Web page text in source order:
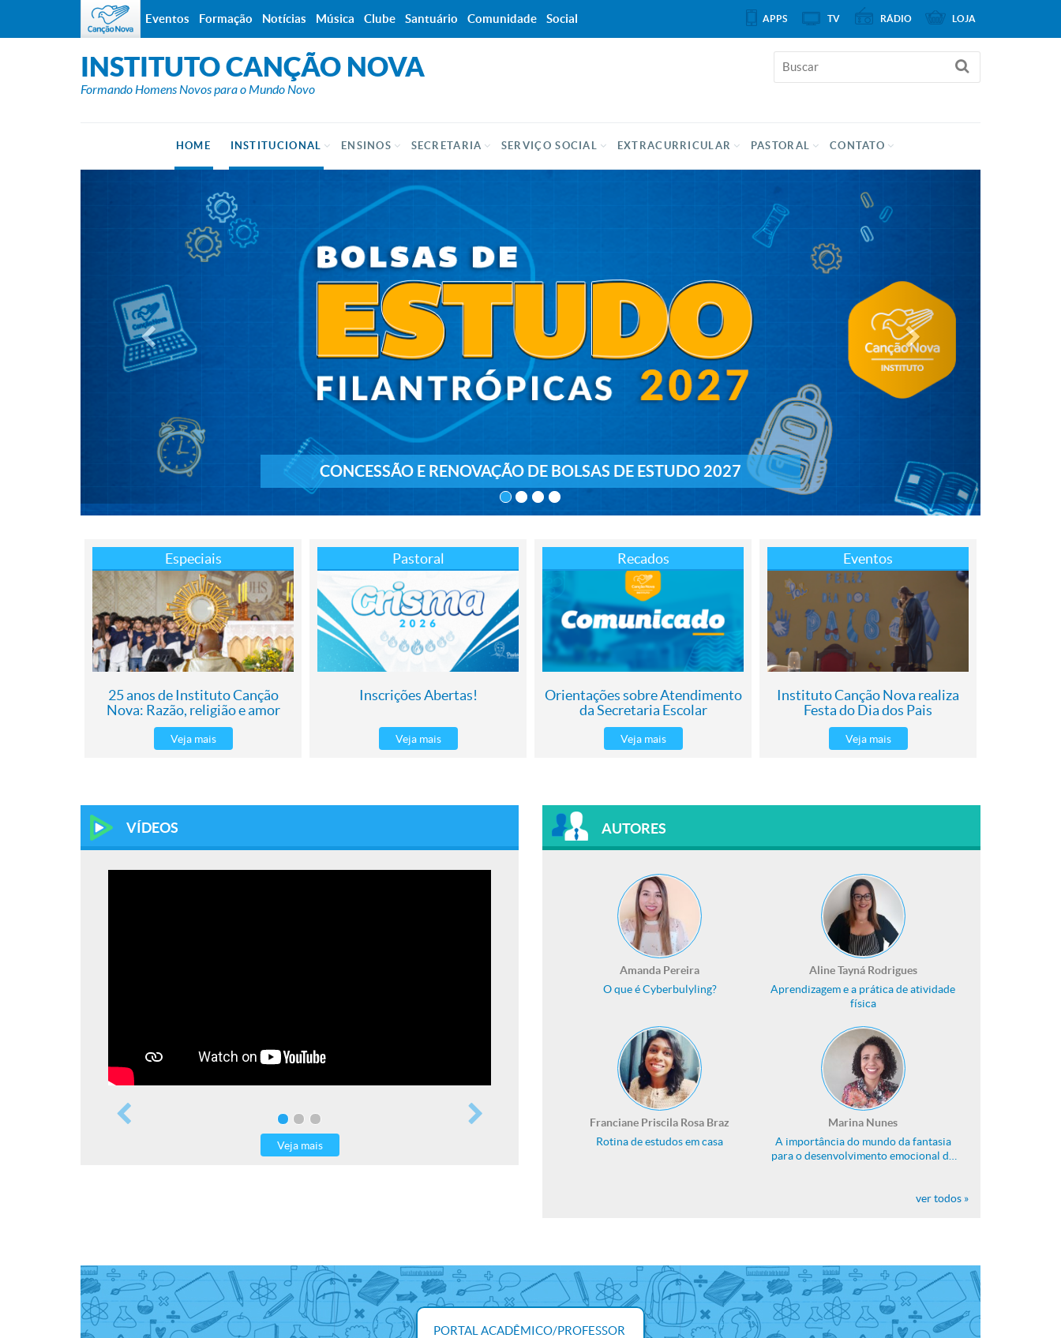
INSTITUTO CANÇÃO NOVA
Formando Homens Novos para o Mundo Novo
HOME INSTITUCIONAL ENSINOS SECRETARIA SERVIÇO SOCIAL EXTRACURRICULAR PASTORAL CONTATO
CONCESSÃO E RENOVAÇÃO DE BOLSAS DE ESTUDO 2027
Especiais
25 anos de Instituto Canção
Nova: Razão, religião e amor
Veja mais
Pastoral
Inscrições Abertas!
Veja mais
Recados
Orientações sobre Atendimento
da Secretaria Escolar
Veja mais
Eventos
Instituto Canção Nova realiza
Festa do Dia dos Pais
Veja mais
VÍDEOS
Veja mais
AUTORES
Amanda Pereira
O que é Cyberbulyling?
Aline Tayná Rodrigues
Aprendizagem e a prática de atividade
física
Franciane Priscila Rosa Braz
Rotina de estudos em casa
Marina Nunes
A importância do mundo da fantasia
para o desenvolvimento emocional da
ver todos »
PORTAL ACADÊMICO/PROFESSOR
Eventos Formação Notícias Música Clube Santuário Comunidade Social APPS TV RÁDIO LOJA